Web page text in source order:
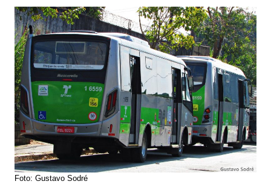
Foto: Gustavo Sodré